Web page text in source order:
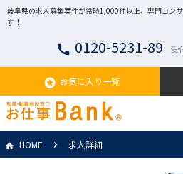
岐阜県の求人募集案件が常時1,000件以上、専門コン
す！
call 0120-5231-89 受
stars お気に入り一覧
HOME 求人詳細